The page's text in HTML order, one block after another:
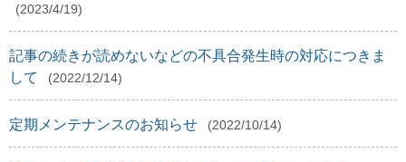
(2023/4/19)
記事の続きが読めないなどの不具合発生時の対応につきま
して
(2022/12/14)
定期メンテナンスのお知らせ (2022/10/14)